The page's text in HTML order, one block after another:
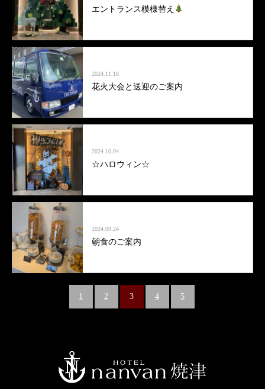
エントランス模様替え
2024.11.16
花火大会と送迎のご案内
2024.10.04
☆ハロウィン☆
2024.09.24
朝食のご案内
1 2 3 4 5